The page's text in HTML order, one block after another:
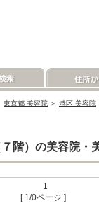
東京都 美容院 ＞ 港区 美容院
階）の美容院・
1
[ 1/0ページ ]